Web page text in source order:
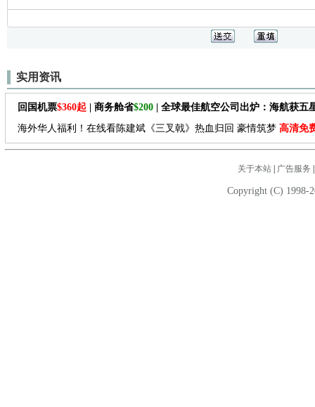
实用资讯
回国机票$360起 | 商务舱省$200 | 全球最佳航空公司出炉：海航获五
海外华人福利！在线看陈建斌《三叉戟》热血归回 豪情筑梦 高清免
关于本站| 广告服务
Copyright (C) 1998-